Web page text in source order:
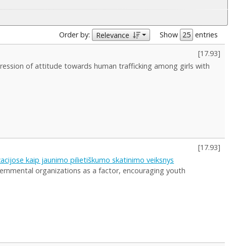
Order by: Relevance Show
entries
[17.93]
of attitude towards human trafficking among girls with
[17.93]
kaip jaunimo pilietiškumo skatinimo veiksnys
organizations as a factor, encouraging youth